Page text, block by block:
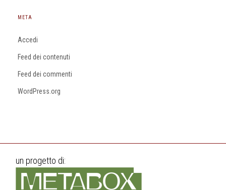
META
Accedi
Feed dei contenuti
Feed dei commenti
WordPress.org
un progetto di: